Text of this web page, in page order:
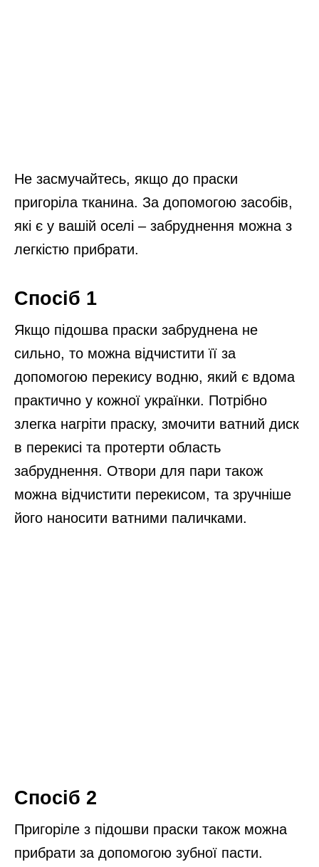
Не засмучайтесь, якщо до праски
пригоріла тканина. За допомогою засобів,
які є у вашій оселі – забруднення можна з
легкістю прибрати.
Спосіб 1
Якщо підошва праски забруднена не
сильно, то можна відчистити її за
допомогою перекису водню, який є вдома
практично у кожної українки. Потрібно
злегка нагріти праску, змочити ватний диск
в перекисі та протерти область
забруднення. Отвори для пари також
можна відчистити перекисом, та зручніше
його наносити ватними паличками.
Спосіб 2
Пригоріле з підошви праски також можна
прибрати за допомогою зубної пасти.